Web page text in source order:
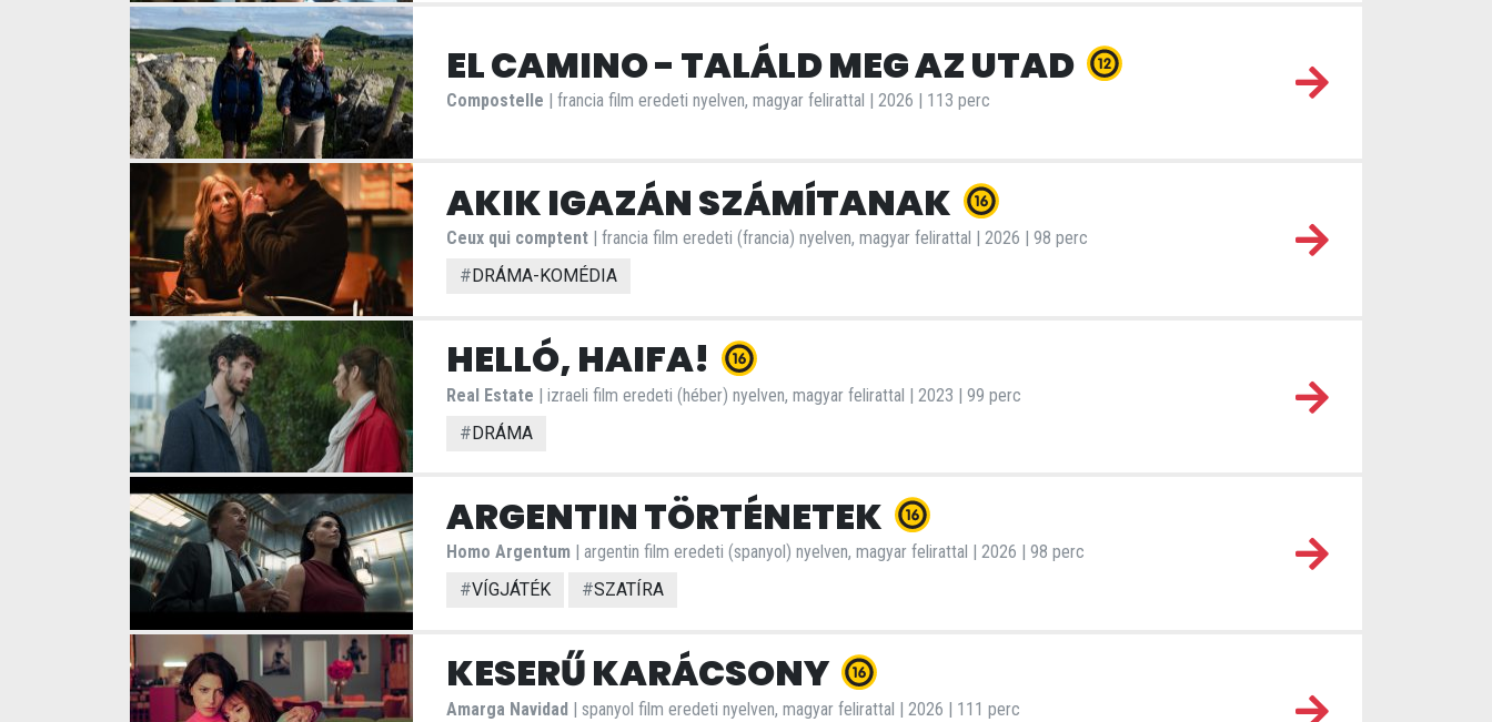
EL CAMINO - TALÁLD MEG AZ UTAD
Compostelle | francia film eredeti nyelven, magyar felirattal | 2026 | 113 perc
AKIK IGAZÁN SZÁMÍTANAK
Ceux qui comptent | francia film eredeti (francia) nyelven, magyar felirattal | 2026 | 98 perc
# DRÁMA-KOMÉDIA
HELLÓ, HAIFA!
Real Estate | izraeli film eredeti (héber) nyelven, magyar felirattal | 2023 | 99 perc
#DRÁMA
ARGENTIN TÖRTÉNETEK
Homo Argentum | argentin film eredeti (spanyol) nyelven, magyar felirattal | 2026 | 98 perc
#VÍGJÁTÉK #SZATÍRA
KESERŰ KARÁCSONY
Amarga Navidad | spanyol film eredeti nyelven, magyar felirattal | 2026 | 111 perc